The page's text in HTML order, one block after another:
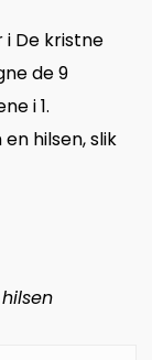
De kristne
de 9
i 1.
hilsen, slik